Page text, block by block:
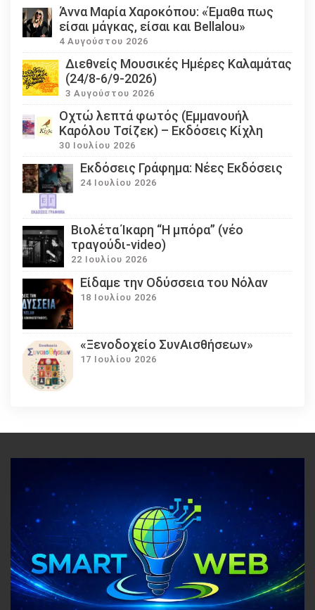
Άννα Μαρία Χαροκόπου: «Έμαθα πως
είσαι μάγκας, είσαι και Bellalou»
4 Αυγούστου 2026
Διεθνείς Μουσικές Ημέρες Καλαμάτας
(24/8-6/9-2026)
3 Αυγούστου 2026
Οχτώ λεπτά φωτός (Εμμανουήλ
Καρόλου Τσίζεκ) – Εκδόσεις Κίχλη
30 Ιουλίου 2026
Εκδόσεις Γράφημα: Νέες Εκδόσεις
24 Ιουλίου 2026
Βιολέτα Ίκαρη “Η μπόρα” (νέο
τραγούδι-video)
22 Ιουλίου 2026
Eίδαμε την Οδύσσεια του Νόλαν
18 Ιουλίου 2026
«Ξενοδοχείο ΣυνΑισθήσεων»
17 Ιουλίου 2026